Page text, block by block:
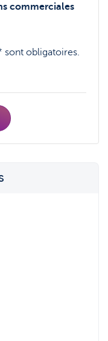
commerciales
sont obligatoires.